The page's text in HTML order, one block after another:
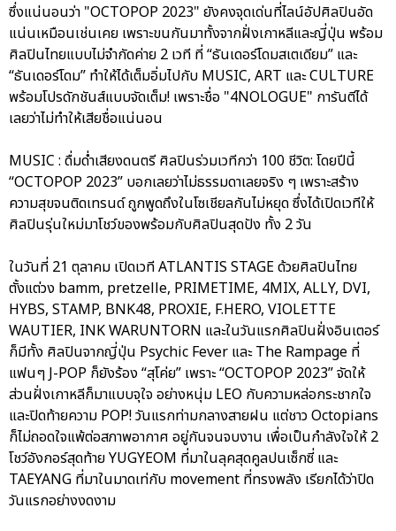
ซึ่งแน่นอนว่า "OCTOPOP 2023" ยังคงจุดเด่นที่ไลน์อัปศิลปินอัด
แน่นเหมือนเช่นเคย เพราะขนกันมาทั้งจากฝั่งเกาหลีและญี่ปุ่น พร้อม
ศิลปินไทยแบบไม่จำกัดค่าย 2 เวที ที่ “ธันเดอร์โดมสเตเดียม” และ
“ธันเดอร์โดม” ทำให้ได้เต็มอิ่มไปกับ MUSIC, ART และ CULTURE
พร้อมโปรดักชันส์แบบจัดเต็ม! เพราะชื่อ "4NOLOGUE" การันตีได้
เลยว่าไม่ทำให้เสียชื่อแน่นอน
MUSIC : ดื่มด่ำเสียงดนตรี ศิลปินร่วมเวทีกว่า 100 ชีวิต: โดยปีนี้
“OCTOPOP 2023” บอกเลยว่าไม่ธรรมดาเลยจริง ๆ เพราะสร้าง
ความสุขจนติดเทรนด์ ถูกพูดถึงในโซเชียลกันไม่หยุด ซึ่งได้เปิดเวทีให้
ศิลปินรุ่นใหม่มาโชว์ของพร้อมกับศิลปินสุดปัง ทั้ง 2 วัน
ในวันที่ 21 ตุลาคม เปิดเวที ATLANTIS STAGE ด้วยศิลปินไทย
ตั้งแต่วง bamm, pretzelle, PRIMETIME, 4MIX, ALLY, DVI,
HYBS, STAMP, BNK48, PROXIE, F.HERO, VIOLETTE
WAUTIER, INK WARUNTORN และในวันแรกศิลปินฝั่งอินเตอร์
ก็มีทั้ง ศิลปินจากญี่ปุ่น Psychic Fever และ The Rampage ที่
แฟนๆ J-POP ก็ยังร้อง “สุโค่ย” เพราะ “OCTOPOP 2023” จัดให้
ส่วนฝั่งเกาหลีก็มาแบบจุใจ อย่างหนุ่ม LEO กับความหล่อกระชากใจ
และปิดท้ายความ POP! วันแรกท่ามกลางสายฝน แต่ชาว Octopians
ก็ไม่ถอดใจแพ้ต่อสภาพอากาศ อยู่กันจนจบงาน เพื่อเป็นกำลังใจให้ 2
โชว์อังกอร์สุดท้าย YUGYEOM ที่มาในลุคสุดคูลปนเซ็กซี่ และ
TAEYANG ที่มาในมาดเท่กับ movement ที่ทรงพลัง เรียกได้ว่าปิด
วันแรกอย่างงดงาม